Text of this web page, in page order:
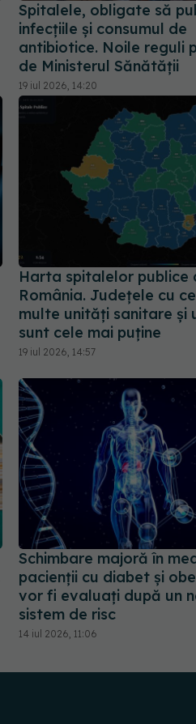
Spitalele, obligate să
infecțiile și consumul de
antibiotice. Noile reguli
de Ministerul Sănătății
19 iul 2026, 14:20
Harta spitalelor publice
România. Județele cu
multe unități sanitare și
sunt cele mai puține
19 iul 2026, 14:57
Schimbare majoră în
pacienții cu diabet și
vor fi evaluați după un
sistem de risc
14 iul 2026, 11:06